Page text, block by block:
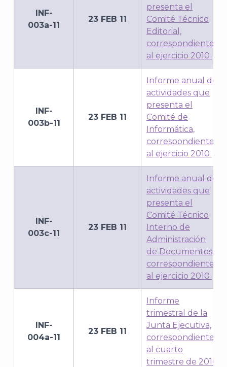
INF-
003a-11
23 FEB 11
presenta el
Comité Técnico
Editorial,
correspondiente
al ejercicio 2010
INF-
003b-11
23 FEB 11
Informe anual de
actividades que
presenta el
Comité de
Informática,
correspondiente
al ejercicio 2010
INF-
003c-11
23 FEB 11
Informe anual de
actividades que
presenta el
Comité Técnico
Interno de
Administración
de Documentos,
correspondiente
al ejercicio 2010
INF-
004a-11
23 FEB 11
Informe
trimestral de la
Junta Ejecutiva,
correspondiente
al cuarto
trimestre de 2010